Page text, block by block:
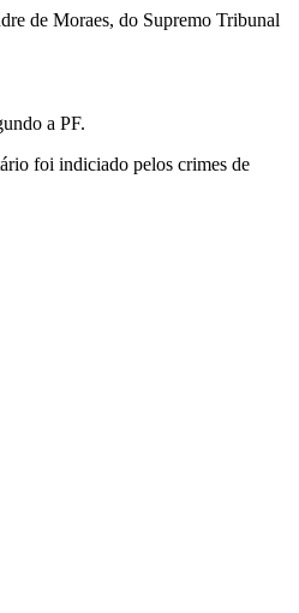
de Moraes, do Supremo Tribunal
a PF.
foi indiciado pelos crimes de